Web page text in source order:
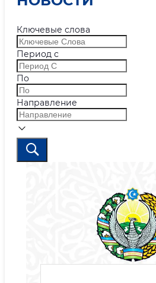
Ключевые слова
Период с
По
Направление